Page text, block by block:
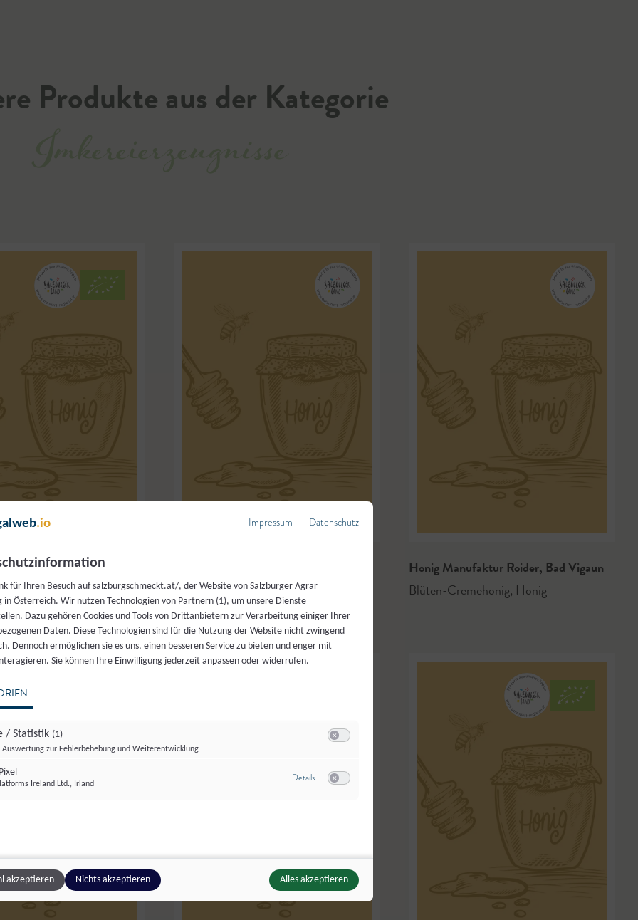
Produkte aus der Kategorie
,Honig
Oberndorf
Blütenhonig
Honig Manufaktur Roider, Bad Vigaun
Blüten-Cremehonig, Honig
.io Impressum Datenschutz
für Ihren Besuch auf salzburgschmeckt.at/, der Website von Salzburger Agrar
in Österreich. Wir nutzen Technologien von Partnern (1), um unsere Dienste
Dazu gehören Cookies und Tools von Drittanbietern zur Verarbeitung einiger Ihrer
Daten. Diese Technologien sind für die Nutzung der Website nicht zwingend
Dennoch ermöglichen sie es uns, einen besseren Service zu bieten und enger mit
Sie können Ihre Einwilligung jederzeit anpassen oder widerrufen.
/ Statistik (1)
Auswertung zur Fehlerbehebung und Weiterentwicklung
Ireland Ltd., Irland
Detailszu Meta Pixel
akzeptieren Nichts akzeptieren Alles akzeptieren